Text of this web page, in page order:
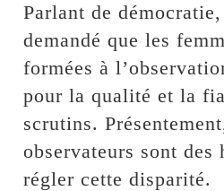
Parlant de
demandé que les
formées à
pour la qualité et la
scrutins.
observateurs sont
régler cette disparité.